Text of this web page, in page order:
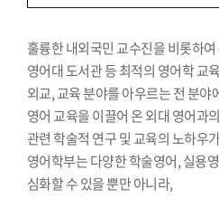
훌륭한 내외국민 교수진을 비롯하
영어대 도서관 등 최적의 영어학 교
외교, 교육 분야를 아우르는 전 분
영어 교육을 이끌어 온 외대 영어과
관련 학술적 연구 및 교육의 노하우
영어학부는 다양한 학술영어, 실용
심화할 수 있을 뿐만 아니라,